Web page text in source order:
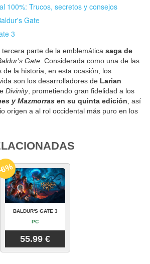
100%: Trucos, secretos y consejos
Gate
3
tercera parte de la emblemáticasaga de
Gate . Considerada como una de las
de la historia, en esta ocasión, los
son los desarrolladores de Larian
Divinity, prometiendo gran fidelidad a los
y Mazmorras en su quinta edición , así
origen a al rol occidental más puro en los
BALDUR'S GATE 3
PC
55.99 €
-6%